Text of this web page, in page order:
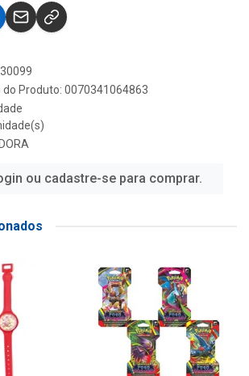
do Produto: 0070341064863
ou cadastre-se para comprar.